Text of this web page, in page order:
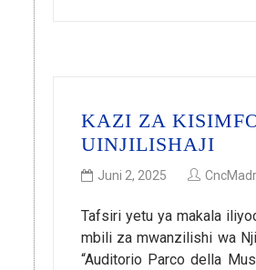
KAZI ZA
UINJILISHAJI
Juni 2, 2025
Tafsiri yetu ya makala
mbili za mwanzilishi wa
“Auditorio Parco della